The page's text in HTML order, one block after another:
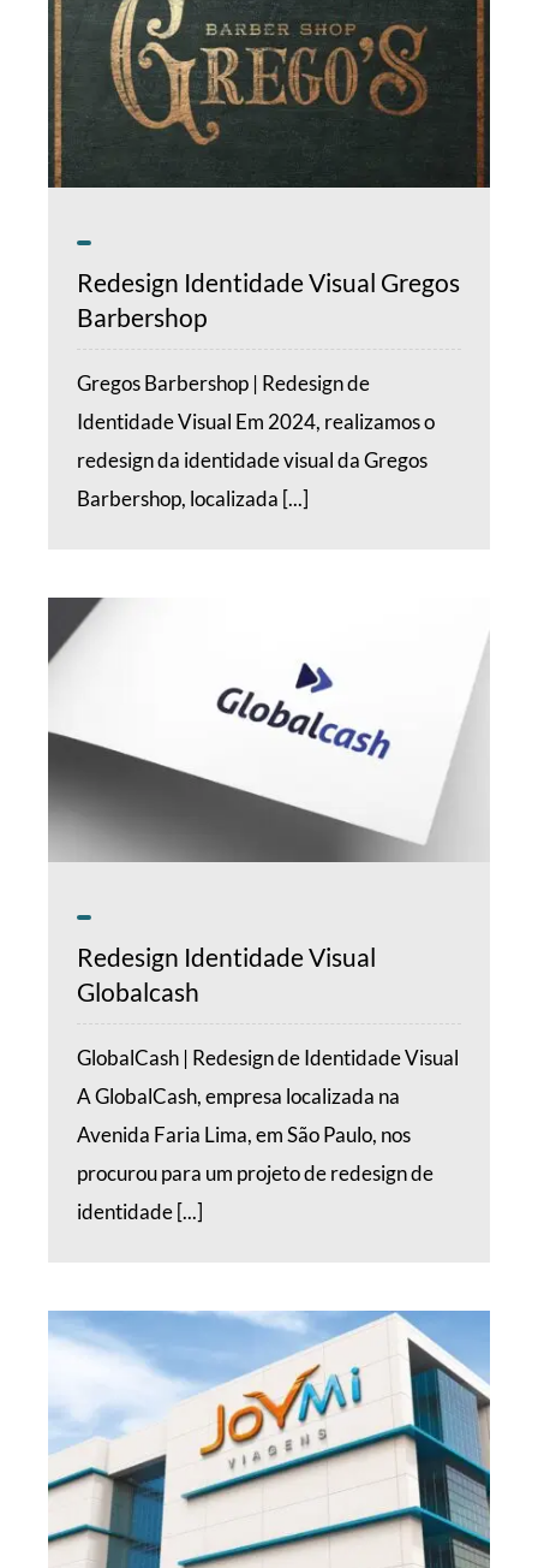
Redesign Identidade Visual Gregos
Barbershop
Gregos Barbershop | Redesign de
Identidade Visual Em 2024, realizamos o
redesign da identidade visual da Gregos
Barbershop, localizada [...]
Redesign Identidade Visual
Globalcash
GlobalCash | Redesign de Identidade Visual
A GlobalCash, empresa localizada na
Avenida Faria Lima, em São Paulo, nos
procurou para um projeto de redesign de
identidade [...]